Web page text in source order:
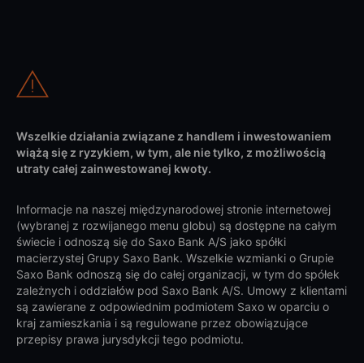
Wszelkie działania związane z handlem i inwestowaniem
wiążą się z ryzykiem, w tym, ale nie tylko, z możliwością
utraty całej zainwestowanej kwoty.
Informacje na naszej międzynarodowej stronie internetowej
(wybranej z rozwijanego menu globu) są dostępne na całym
świecie i odnoszą się do Saxo Bank A/S jako spółki
macierzystej Grupy Saxo Bank. Wszelkie wzmianki o Grupie
Saxo Bank odnoszą się do całej organizacji, w tym do spółek
zależnych i oddziałów pod Saxo Bank A/S. Umowy z klientami
są zawierane z odpowiednim podmiotem Saxo w oparciu o
kraj zamieszkania i są regulowane przez obowiązujące
przepisy prawa jurysdykcji tego podmiotu.